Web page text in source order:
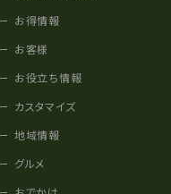
お得情報
お客様
お役立ち情報
カスタマイズ
地域情報
グルメ